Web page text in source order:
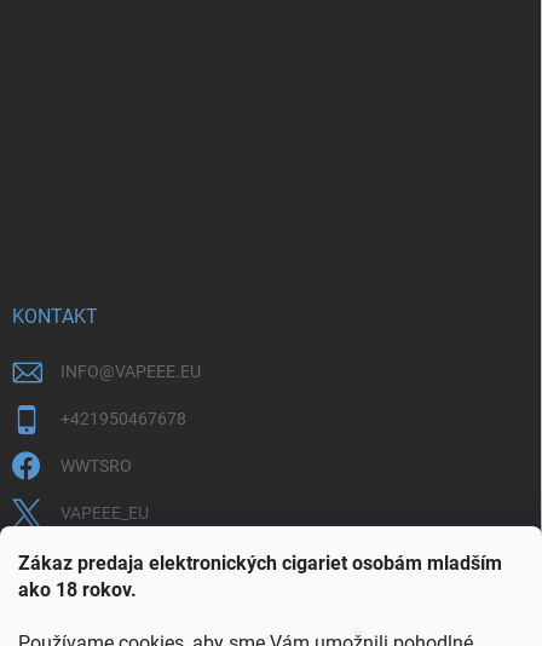
Zákaz predaja elektronických cigariet osobám mladším
ako 18 rokov.
KONTAKT
INFO@VAPEEE.EU
+421950467678
WWTSRO
VAPEEE_EU
VAPEEE.EU